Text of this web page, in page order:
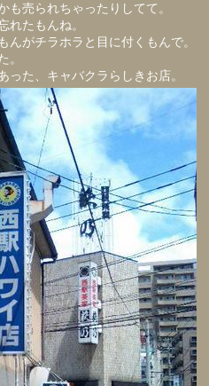
も売られちゃったりしてて。
れたもんね。
んがチラホラと目に付くもんで。
。
った、キャバクラらしきお店。